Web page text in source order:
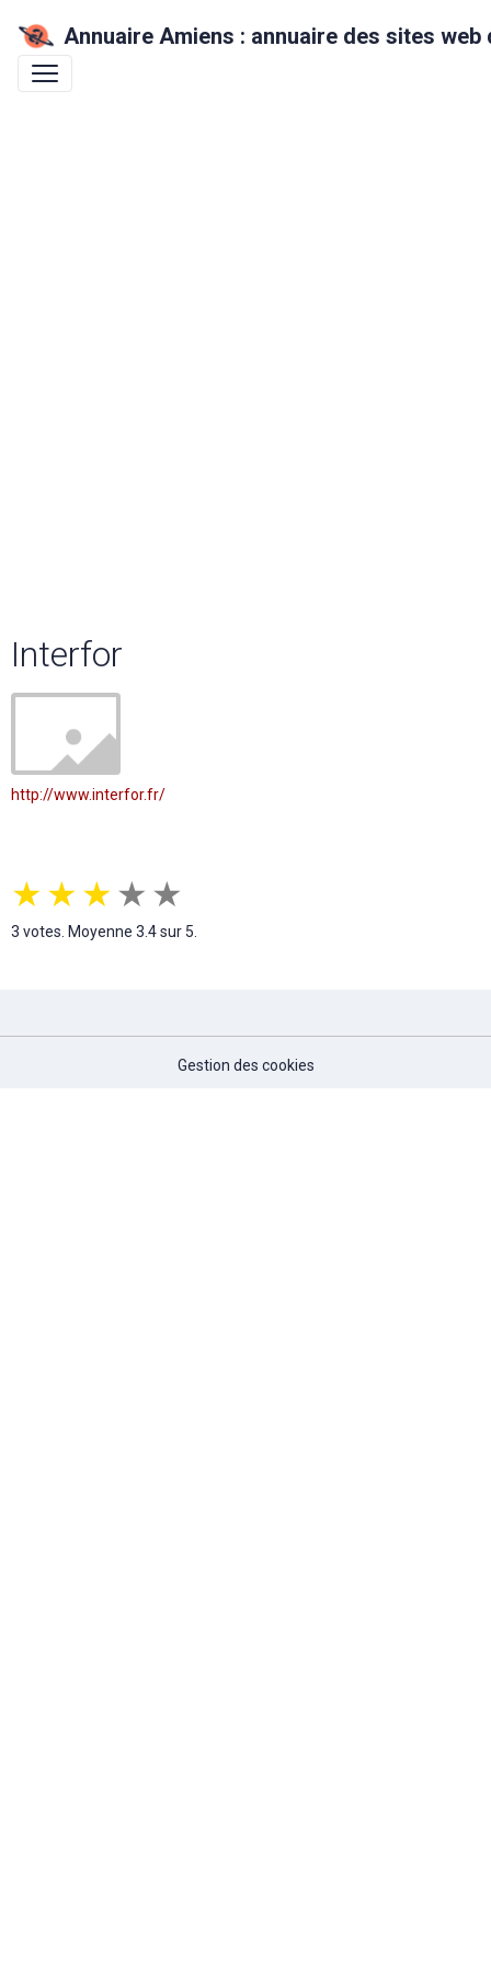
Annuaire Amiens : annuaire des sites
Interfor
http://www.interfor.fr/
★★★★ ★
3 votes. Moyenne 3.4sur 5.
Gestion des cookies